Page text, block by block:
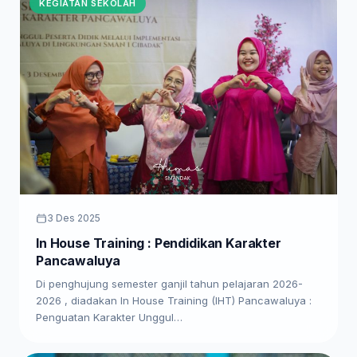
KEGIATAN SEKOLAH
3 Des 2025
In House Training : Pendidikan Karakter
Pancawaluya
Di penghujung semester ganjil tahun pelajaran 2026-
2026 , diadakan In House Training (IHT) Pancawaluya :
Penguatan Karakter Unggul…